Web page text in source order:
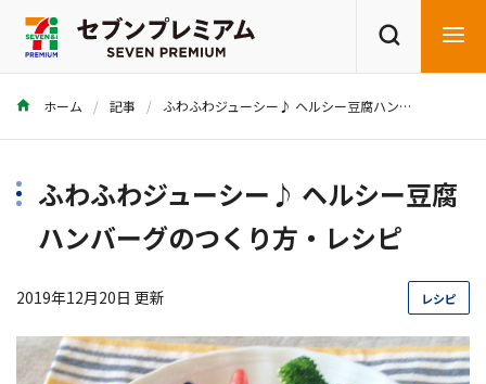
商品を探す レシピを探す
ホーム 記事 ふわふわジューシー♪ ヘルシー豆腐ハンバーグのつくり方・レシピ
ふわふわジューシー♪ ヘルシー豆腐
ハンバーグのつくり方・レシピ
2019年12月20日 更新 レシピ